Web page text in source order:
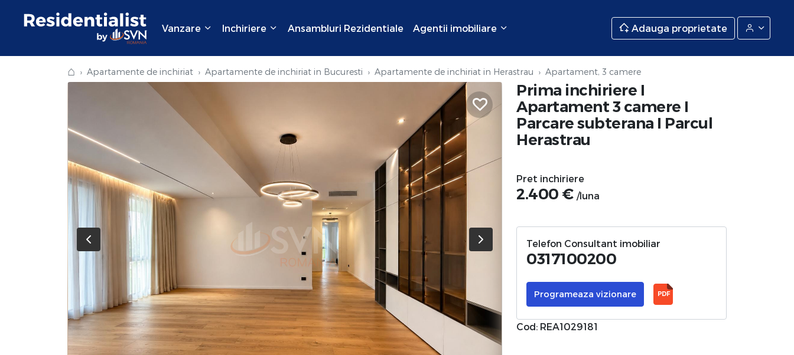
Vanzare Inchiriere Ansambluri Rezidentiale Agentii imobiliare Adauga proprietate
⌂ Apartamente de inchiriat Apartamente de inchiriat in Bucuresti Apartamente de inchiriat in Herastrau Apartament, 3 camere
Prima inchiriere I
Apartament 3 camere I
Parcare subterana I Parcul
Herastrau
Pret inchiriere
2.400 € /luna
Telefon Consultant imobiliar
0317100200
Programeaza vizionare PDF
Cod: REA1029181